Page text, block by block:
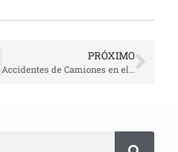
PRÓXIMO
Accidentes de Camiones en el Puerto de Houston: Guía Legal Completa para el Conductor Hispano y las Familias